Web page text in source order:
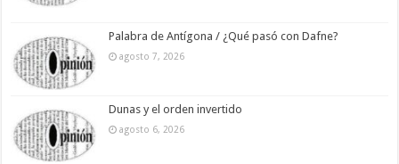
Palabra de Antígona / ¿Qué pasó con Dafne?
agosto 7, 2026
Dunas y el orden invertido
agosto 6, 2026